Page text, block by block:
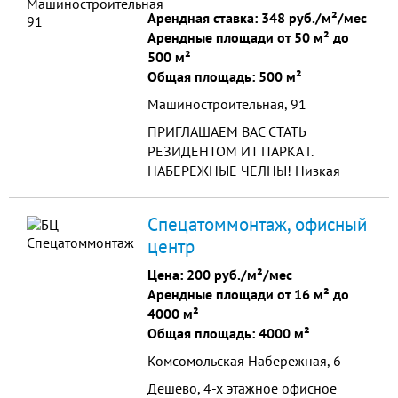
автостоянка на 150 машиномест,
удобный подъезд.
Арендная ставка: 348 руб./м²/мес
Арендные площади от 50 м² до
500 м²
Общая площадь: 500 м²
Машиностроительная, 91
ПРИГЛАШАЕМ ВАС СТАТЬ
РЕЗИДЕНТОМ ИТ ПАРКА Г.
НАБЕРЕЖНЫЕ ЧЕЛНЫ! Низкая
поддержка в форме субсидий;
Досту...
Спецатоммонтаж, офисный
центр
Цена: 200 руб./м²/мес
Арендные площади от 16 м² до
4000 м²
Общая площадь: 4000 м²
Комсомольская Набережная, 6
Дешево, 4-х этажное офисное